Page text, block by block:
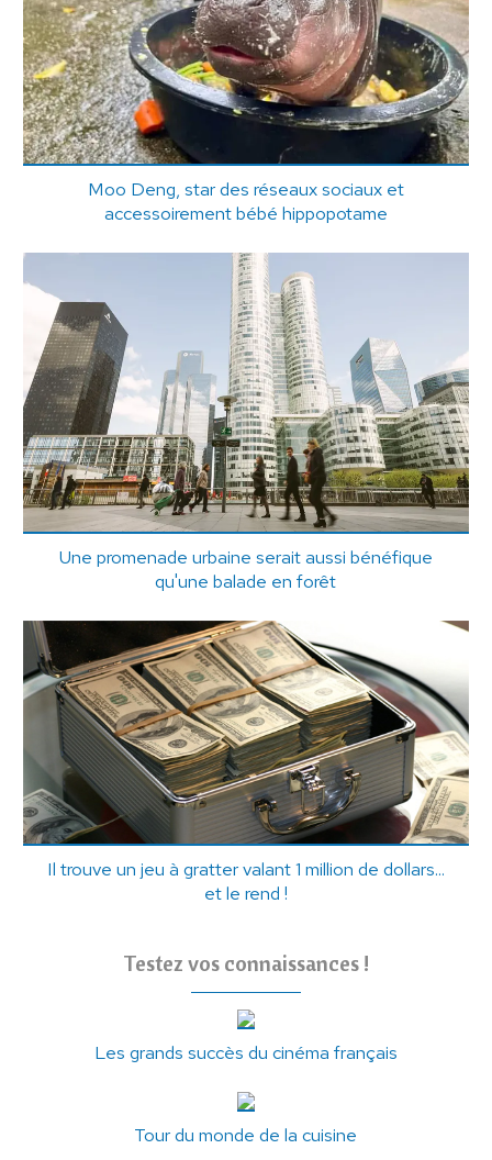
Moo Deng, star des réseaux sociaux et
accessoirement bébé hippopotame
Une promenade urbaine serait aussi bénéfique
qu'une balade en forêt
Il trouve un jeu à gratter valant 1 million de dollars...
et le rend !
Testez vos connaissances !
Les grands succès du cinéma français
Tour du monde de la cuisine